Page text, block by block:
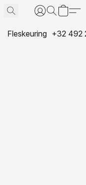
Fleskeuring +32 492